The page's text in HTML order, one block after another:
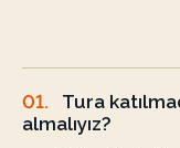
01.
Tura
almalıyız?